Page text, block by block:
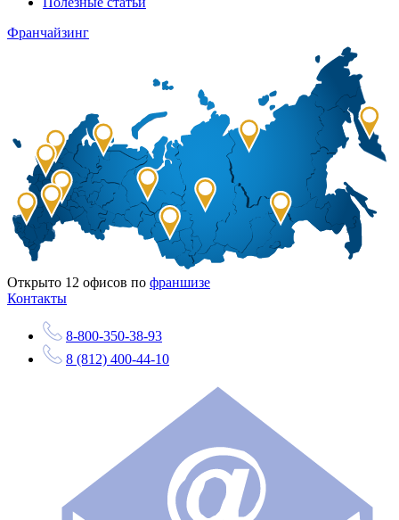
Франчайзинг
Открыто 12 офисов по франшизе
Контакты
8-800-350-38-93
8 (812) 400-44-10